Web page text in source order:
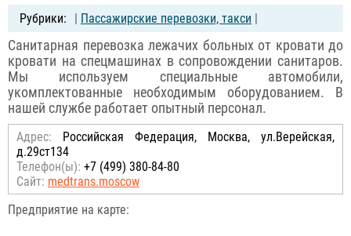
| Пассажирские перевозки, такси |
Санитарная перевозка лежачих больных от кровати до
кровати на спецмашинах в сопровождении санитаров.
Мы используем специальные автомобили,
укомплектованные необходимым оборудованием. В
нашей службе работает опытный персонал.
Адрес: Российcкая Федерация, Москва, ул.Верейская,
д.29ст134
Телефон(ы): +7 (499) 380-84-80
Сайт: medtrans.moscow
Предприятие на карте: